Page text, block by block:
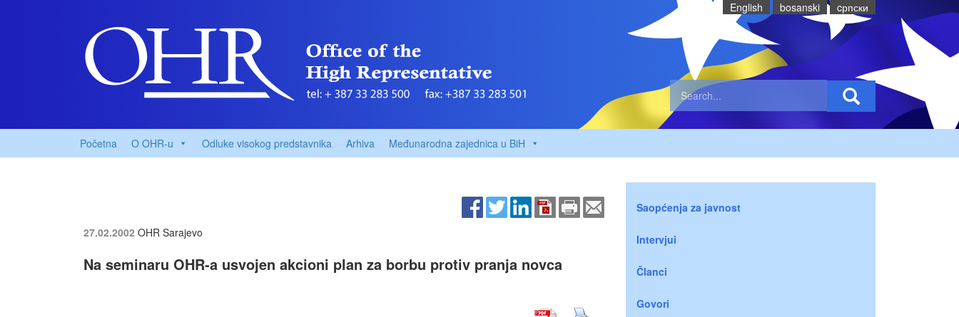
English bosanski cрпски
Početna O OHR-u Odluke visokog predstavnika Arhiva Međunarodna zajednica u BiH
27.02.2002 OHR Sarajevo
Na seminaru OHR-a usvojen akcioni plan za borbu protiv pranja novca
Saopćenja za javnost
Intervjui
Članci
Govori